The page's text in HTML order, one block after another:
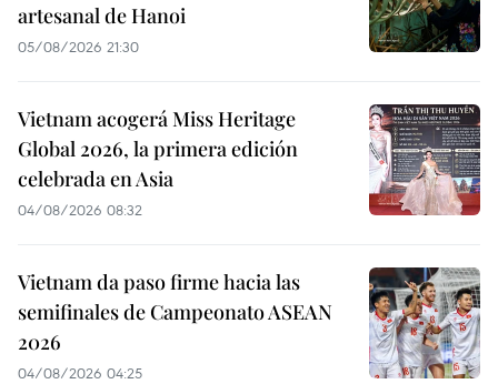
artesanal de Hanoi
05/08/2026 21:30
Vietnam acogerá Miss Heritage
Global 2026, la primera edición
celebrada en Asia
04/08/2026 08:32
Vietnam da paso firme hacia las
semifinales de Campeonato ASEAN
2026
04/08/2026 04:25